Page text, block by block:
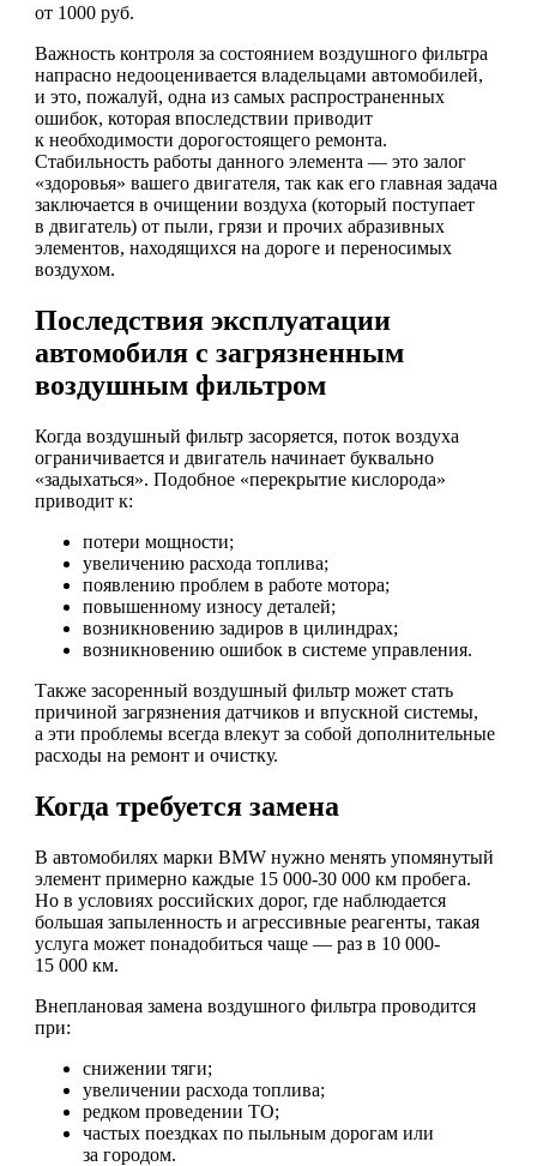
от 1000 руб.
Важность контроля за состоянием воздушного фильтра
напрасно недооценивается владельцами автомобилей,
и это, пожалуй, одна из самых распространенных
ошибок, которая впоследствии приводит
к необходимости дорогостоящего ремонта.
Стабильность работы данного элемента — это залог
«здоровья» вашего двигателя, так как его главная задача
заключается в очищении воздуха (который поступает
в двигатель) от пыли, грязи и прочих абразивных
элементов, находящихся на дороге и переносимых
воздухом.
Последствия эксплуатации
автомобиля с загрязненным
воздушным фильтром
Когда воздушный фильтр засоряется, поток воздуха
ограничивается и двигатель начинает буквально
«задыхаться». Подобное «перекрытие кислорода»
приводит к:
потери мощности;
увеличению расхода топлива;
появлению проблем в работе мотора;
повышенному износу деталей;
возникновению задиров в цилиндрах;
возникновению ошибок в системе управления.
Также засоренный воздушный фильтр может стать
причиной загрязнения датчиков и впускной системы,
а эти проблемы всегда влекут за собой дополнительные
расходы на ремонт и очистку.
Когда требуется замена
В автомобилях марки BMW нужно менять упомянутый
элемент примерно каждые 15 000-30 000 км пробега.
Но в условиях российских дорог, где наблюдается
большая запыленность и агрессивные реагенты, такая
услуга может понадобиться чаще — раз в 10 000-
15 000 км.
Внеплановая замена воздушного фильтра проводится
при:
снижении тяги;
увеличении расхода топлива;
редком проведении ТО;
частых поездках по пыльным дорогам или
за городом.